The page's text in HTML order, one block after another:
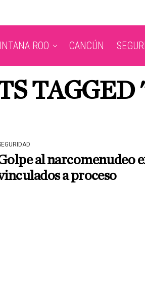
ROO CANCÚN
al narcomenudeo
a proceso